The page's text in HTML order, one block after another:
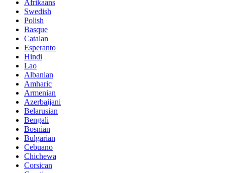
Afrikaans
Swedish
Polish
Basque
Catalan
Esperanto
Hindi
Lao
Albanian
Amharic
Armenian
Azerbaijani
Belarusian
Bengali
Bosnian
Bulgarian
Cebuano
Chichewa
Corsican